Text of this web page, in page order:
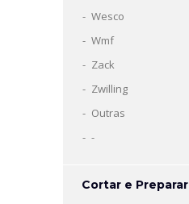
Wesco
Wmf
Zack
Zwilling
Outras
-
Cortar e Preparar